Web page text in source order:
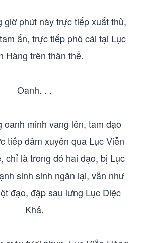
giờ phút này trực tiếp xuất thủ,
ấn, trực tiếp phô cái tại Lục
Hàng trên thân thể.
Oanh. . .
oanh minh vang lên, tam đạo
tiếp đâm xuyên qua Lục Viễn
chỉ là trong đó hai đạo, bị Lục
sinh sinh ngăn lại, vẫn như
đạo, đập sau lưng Lục Diệc
Khả.